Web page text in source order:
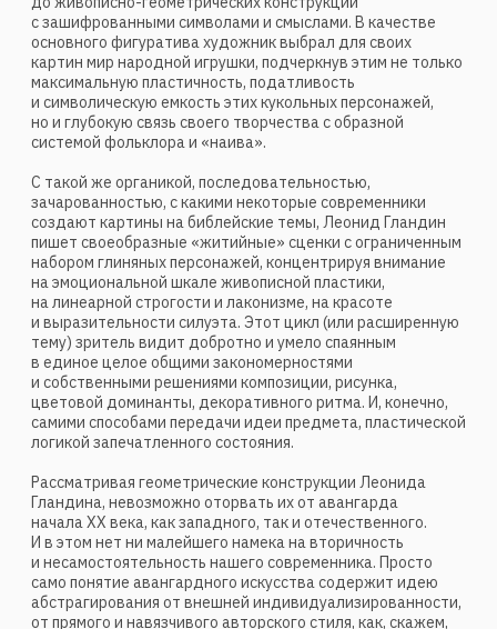
По возрастному признаку и поведенческой модели
Леонида Гландина трудно причислить
к художественному направлению «семидесятников».
Он не декларировал свою творческую программу
на шумных и пестрых молодежных выставках,
не публиковался в четких «обоймах» начинающих,
подающих надежды мастеров и, наверное, не совершал
романтических путешествий по стране в разнорядке
комсомольских путевок. Но, родившись как художник
в самом конце 1970-х, он все-таки наследовал и разделял
родовые черты этого направления: восстановление
стилеобразования, выбор своего притяжения
и мысленного обитания. В то время это были не только
Ренессанс, барокко, готика, русский академизм
и «передвижничество» (естественно, с интонациями
карнавала и гротеска), но и более близкие пласты
искусства: французский импрессионизм и «наив»
аборигенов, немецкий экспрессионизм и американская
«поллоковщина», итальянский неореализм и различные
этнографические традиции…
Более замкнутый и внешнеудалённый от всякой
откровенной концептуальности того времени, Леонид
Гландин своим частным «лабораторным» путем
вырабатывал линию творческого поведения, в основном
ориентируясь на зрителя образованного и готового
к не всегда легкому восприятию живописи, тем самым
совершенно отчуждаясь от массового зрителя.
Наверное, так же, как в свое время родителям Леонида
Гландина импонировали опыты Сезанна и Матисса, сыну
более близки и притягательны новаторы ХХ века —
живописной образности, и почти музыкальной гармонии
геометрических сегментов композиции и даже по общему
понятийному словарю. Ведь в «иллюзиях»
и «композициях» Гландина столько же отстраненности,
свободы действия и полноты эксперимента, как,
например, в демонстративно нумерованных римскими
цифрами «импровизациях» и «композициях» Кандинского,
«геометрических абстракциях» Экстер, «живописных
архитектониках» Л. Поповой, аналитических опусах
Филонова и имперсональных фигурах Малевича.